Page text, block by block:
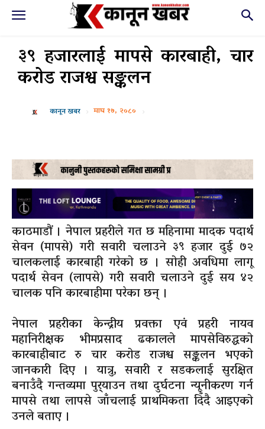
३९ हजारलाई मापसे कारबाही, चार
करोड राजश्व सङ्कलन
कानून खबर माघ १७, २०८०
काठमाडौं । नेपाल प्रहरीले गत छ महिनामा मादक पदार्थ
सेवन (मापसे) गरी सवारी चलाउने ३९ हजार दुई ७२
चालकलाई कारबाही गरेको छ । सोही अवधिमा लागू
पदार्थ सेवन (लापसे) गरी सवारी चलाउने दुई सय ४२
चालक पनि कारबाहीमा परेका छन् ।
नेपाल प्रहरीका केन्द्रीय प्रवक्ता एवं प्रहरी नायव
महानिरीक्षक भीमप्रसाद ढकालले मापसेविरुद्धको
कारबाहीबाट रु चार करोड राजश्व सङ्कलन भएको
जानकारी दिए । यात्रु, सवारी र सडकलाई सुरक्षित
बनाउँदै गन्तव्यमा पुर्‍याउन तथा दुर्घटना न्यूनीकरण गर्न
मापसे तथा लापसे जाँचलाई प्राथमिकता दिँदै आइएको
उनले बताए ।